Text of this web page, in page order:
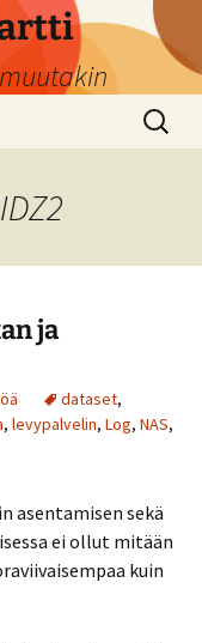
Haku:
ja
dataset,
, levypalvelin, Log, NAS,
asentamisen sekä
ei ollut mitään
kuin